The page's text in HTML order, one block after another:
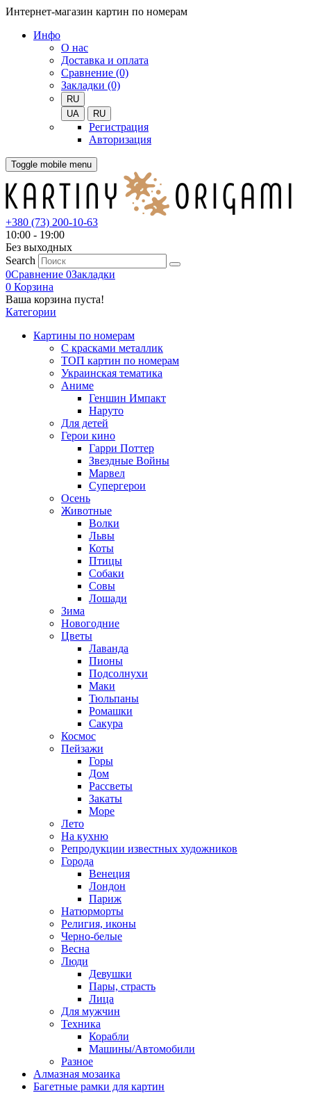
Интернет-магазин картин по номерам
Инфо
О нас
Доставка и оплата
Сравнение (0)
Закладки (0)
RU
UA
RU
Регистрация
Авторизация
Toggle mobile menu
+380 (73) 200-10-63
10:00 - 19:00
Без выходных
Search
0Сравнение 0Закладки
0 Корзина
Ваша корзина пуста!
Категории
Картины по номерам
С красками металлик
ТОП картин по номерам
Украинская тематика
Аниме
Геншин Импакт
Наруто
Для детей
Герои кино
Гарри Поттер
Звездные Войны
Марвел
Супергерои
Осень
Животные
Волки
Львы
Коты
Птицы
Собаки
Совы
Лошади
Зима
Новогодние
Цветы
Лаванда
Пионы
Подсолнухи
Маки
Тюльпаны
Ромашки
Сакура
Космос
Пейзажи
Горы
Дом
Рассветы
Закаты
Море
Лето
На кухню
Репродукции известных художников
Города
Венеция
Лондон
Париж
Натюрморты
Религия, иконы
Черно-белые
Весна
Люди
Девушки
Пары, страсть
Лица
Для мужчин
Техника
Корабли
Машины/Автомобили
Разное
Алмазная мозаика
Багетные рамки для картин